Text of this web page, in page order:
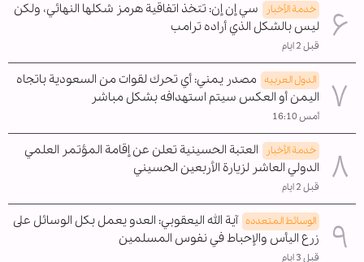
خدمة الأخبار
سي إن إن: تتخذ اتفاقية هرمز شكلها النهائي، ولكن
ليس بالشكل الذي أراده ترامب
قبل 2 ايام
الدول العربیه مصدر يمني: أي تحرك لقوات من السعودية باتجاه
اليمن أو العكس سيتم استهدافه بشكل مباشر
أمس 16:10
خدمة الأخبار
العتبة الحسينية تعلن عن إقامة المؤتمر العلمي
الدولي العاشر لزيارة الأربعين الحسيني
قبل 2 ايام
الوسائط المتعدده آية الله اليعقوبي: العدو يعمل بكل الوسائل على
زرع اليأس والإحباط في نفوس المسلمين
قبل 3 ايام